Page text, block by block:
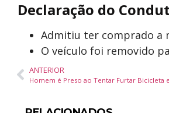
Declaração do
Admitiu ter comprado a
O veículo foi removido
ANTERIOR
Homem é Preso ao Tentar Furtar Bicicleta